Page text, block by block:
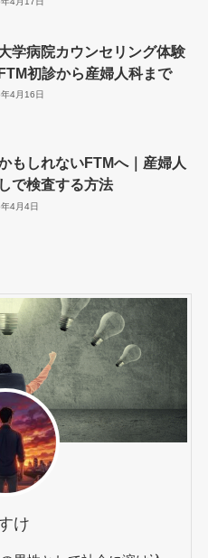
学病院カウンセリング体験
初診から産婦人科まで
4月16日
もしれないFTMへ｜産婦人
で検査する方法
4月4日
け